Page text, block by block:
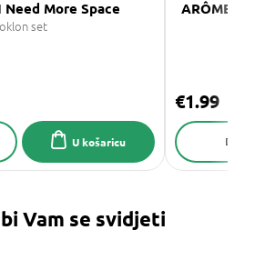
More Space
set
U košaricu
ARÔME -
€1.99
Vam se svidjeti